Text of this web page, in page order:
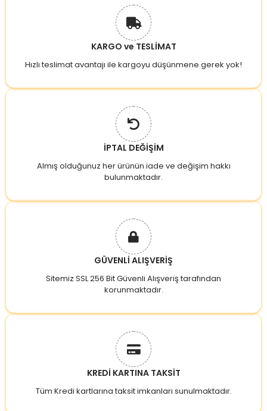
KARGO ve TESLİMAT
Hızlı teslimat avantajı ile kargoyu düşünmene gerek yok!
İPTAL DEĞİŞİM
Almış olduğunuz her ürünün iade ve değişim hakkı
bulunmaktadır.
GÜVENLİ ALIŞVERİŞ
Sitemiz SSL 256 Bit Güvenli Alışveriş tarafından
korunmaktadır.
KREDİ KARTINA TAKSİT
Tüm Kredi kartlarına taksit imkanları sunulmaktadır.